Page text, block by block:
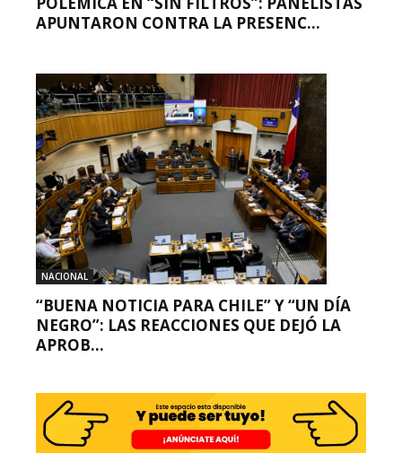
APUNTARON CONTRA LA PRESENC...
NACIONAL
“BUENA NOTICIA PARA CHILE” Y “UN DÍA
NEGRO”: LAS REACCIONES QUE DEJÓ LA
APROB...